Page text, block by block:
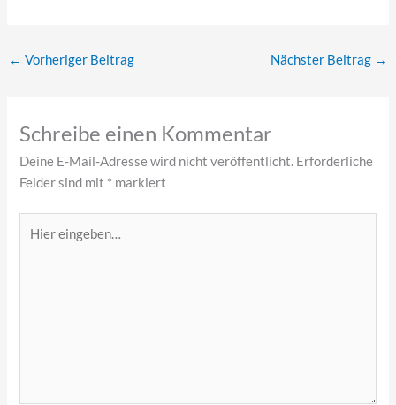
← Vorheriger Beitrag Nächster Beitrag →
Schreibe einen Kommentar
Deine E-Mail-Adresse wird nicht veröffentlicht. Erforderliche
Felder sind mit * markiert
eingeben…